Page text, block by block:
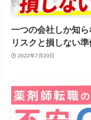
一つの会社しか知
リスクと損しない準
2022年7月20日